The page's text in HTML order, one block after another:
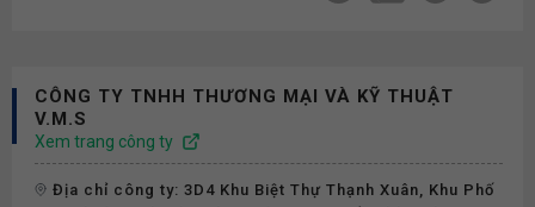
CÔNG TY TNHH THƯƠNG MẠI VÀ KỸ THUẬT
V.M.S
Xem trang công ty
Địa chỉ công ty: 3D4 Khu Biệt Thự Thạnh Xuân, Khu Phố